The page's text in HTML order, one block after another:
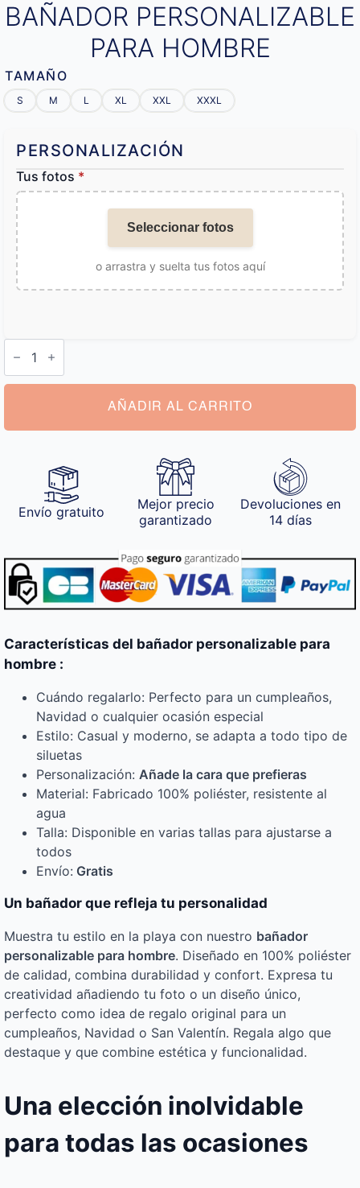
BAÑADOR PERSONALIZABLE
PARA HOMBRE
TAMAÑO
S M L XL XXL XXXL
PERSONALIZACIÓN
Tus fotos *
Seleccionar fotos
o arrastra y suelta tus fotos aquí
Bañador
Personalizable
para
Hombre
AÑADIR AL CARRITO
Envío gratuito
Mejor precio
garantizado
Devoluciones en
14 días
Características del bañador personalizable para
hombre :
Cuándo regalarlo: Perfecto para un cumpleaños,
Navidad o cualquier ocasión especial
Estilo: Casual y moderno, se adapta a todo tipo de
siluetas
Personalización: Añade la cara que prefieras
Material: Fabricado 100% poliéster, resistente al
agua
Talla: Disponible en varias tallas para ajustarse a
todos
Envío: Gratis
Un bañador que refleja tu personalidad
Muestra tu estilo en la playa con nuestro bañador
personalizable para hombre. Diseñado en 100% poliéster
de calidad, combina durabilidad y confort. Expresa tu
creatividad añadiendo tu foto o un diseño único,
perfecto como idea de regalo original para un
cumpleaños, Navidad o San Valentín. Regala algo que
destaque y que combine estética y funcionalidad.
Una elección inolvidable
para todas las ocasiones